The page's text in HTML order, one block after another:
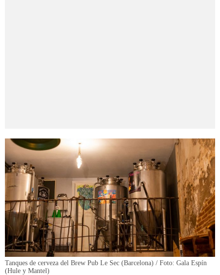
Tanques de cerveza del Brew Pub Le Sec (Barcelona) / Foto: Gala Espín
(Hule y Mantel)